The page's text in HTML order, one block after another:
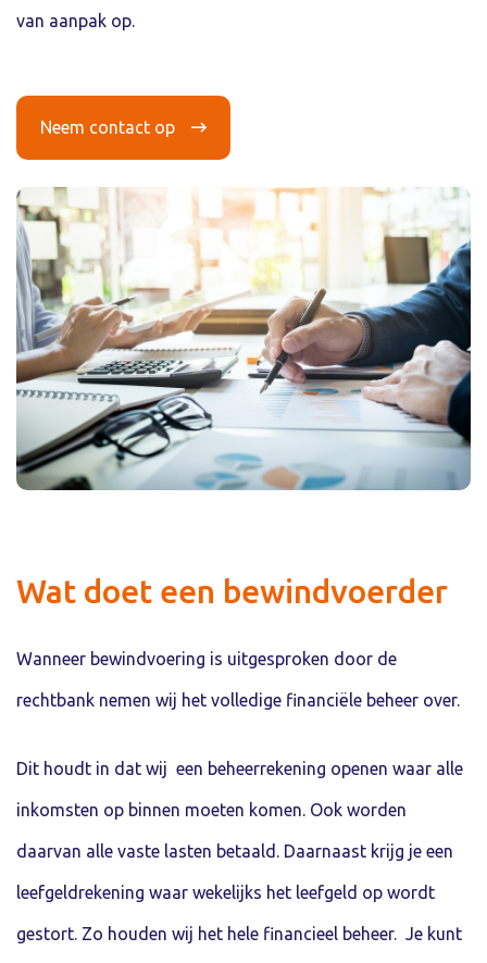
van aanpak op.
Neem contact op
Wat doet een bewindvoerder
Wanneer bewindvoering is uitgesproken door de
rechtbank nemen wij het volledige financiële beheer over.
Dit houdt in dat wij een beheerrekening openen waar alle
inkomsten op binnen moeten komen. Ook worden
daarvan alle vaste lasten betaald. Daarnaast krijg je een
leefgeldrekening waar wekelijks het leefgeld op wordt
gestort. Zo houden wij het hele financieel beheer. Je kunt